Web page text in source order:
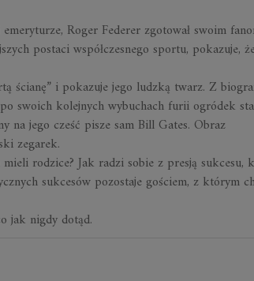
Roger Federer zgotował swoim
postaci współczesnego sportu, pokazuje,
ścianę” i pokazuje jego ludzką twarz. Z
swoich kolejnych wybuchach furii ogródek
na jego cześć pisze sam Bill Gates. Obraz
zegarek.
rodzice? Jak radzi sobie z presją sukcesu,
sukcesów pozostaje gościem, z którym
jak nigdy dotąd.